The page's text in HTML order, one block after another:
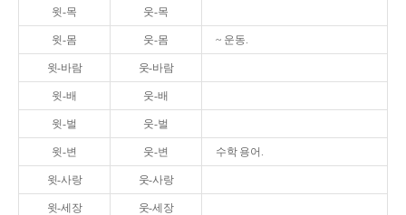
윗-목 웃-목
윗-몸 웃-몸 ~ 운동.
윗-바람 웃-바람
윗-배 웃-배
윗-벌 웃-벌
윗-변 웃-변 수학 용어.
윗-사랑 웃-사랑
윗-세장 웃-세장